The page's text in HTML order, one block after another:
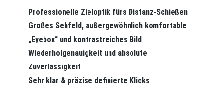
Professionelle Zieloptik fürs Distanz-Schießen
Großes Sehfeld, außergewöhnlich komfortable
„Eyebox“ und kontrastreiches Bild
Wiederholgenauigkeit und absolute
Zuverlässigkeit
Sehr klar & präzise definierte Klicks